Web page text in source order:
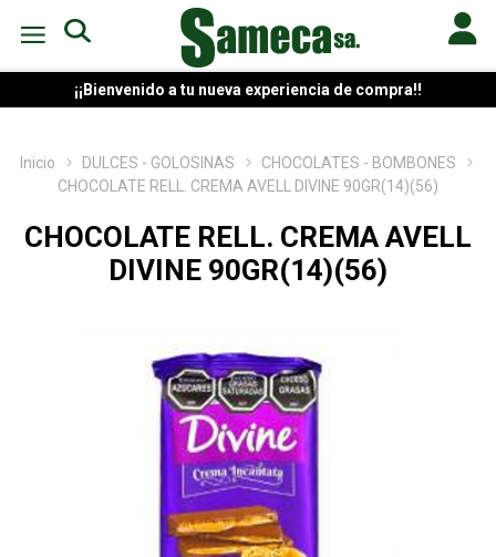
¡¡Bienvenido a tu nueva experiencia de compra!!
Inicio DULCES - GOLOSINAS
CHOCOLATES - BOMBONES
CHOCOLATE RELL. CREMA AVELL DIVINE 90GR(14)(56)
CHOCOLATE RELL. CREMA AVELL
DIVINE 90GR(14)(56)